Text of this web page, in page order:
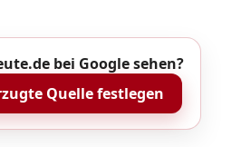
bei Google sehen?
Quelle festlegen